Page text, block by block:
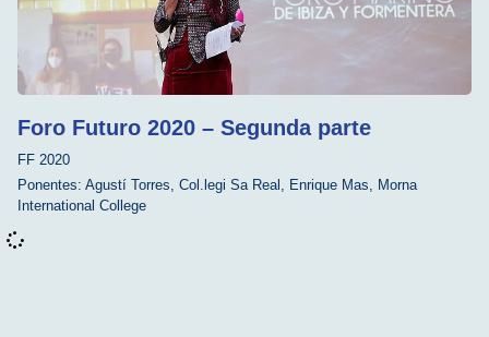
Foro Futuro 2020 – Segunda parte
FF 2020
Ponentes: Agustí Torres Col.legi Sa Real Enrique Mas
Morna
International College